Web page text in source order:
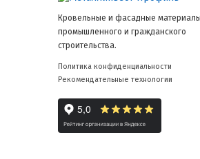
Кровельные и фасадные
промышленного и гражданского
строительства.
Политика конфиденциальности
Рекомендательные технологии